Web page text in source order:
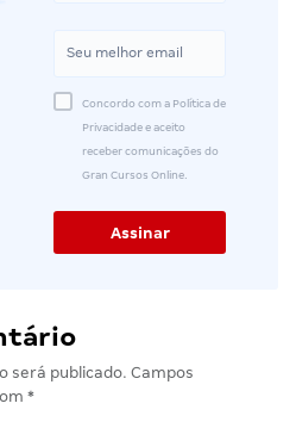
Concordo com a Política de
Privacidade e aceito
receber comunicações do
Gran Cursos Online.
será publicado. Campos
*